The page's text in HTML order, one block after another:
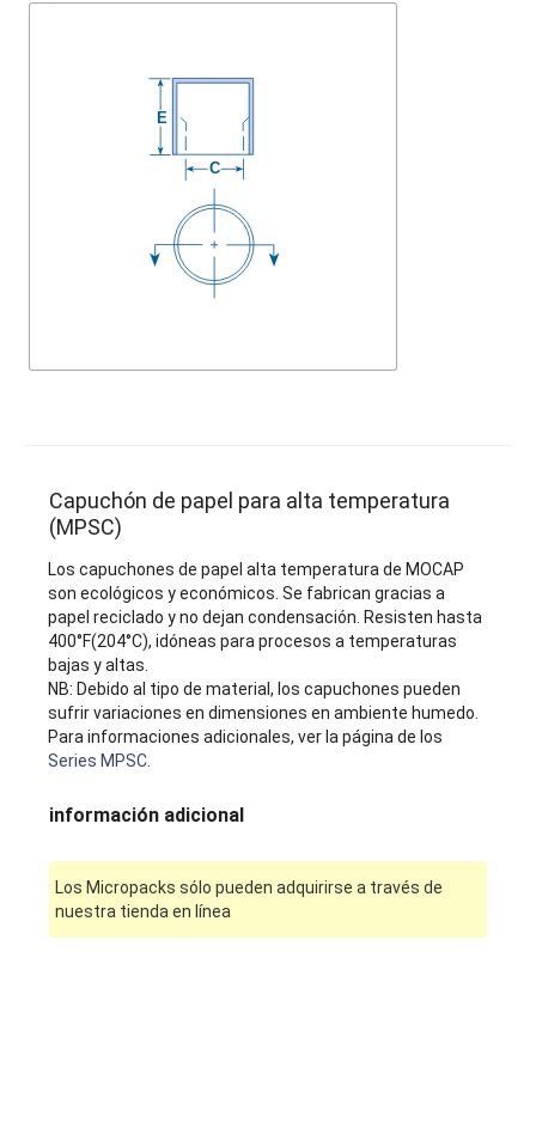
Capuchón de papel para alta temperatura
(MPSC)
Los capuchones de papel alta temperatura de MOCAP
son ecológicos y económicos. Se fabrican gracias a
papel reciclado y no dejan condensación. Resisten hasta
400°F(204°C), idóneas para procesos a temperaturas
bajas y altas.
NB: Debido al tipo de material, los capuchones pueden
sufrir variaciones en dimensiones en ambiente humedo.
Para informaciones adicionales, ver la página de los
Series MPSC.
información adicional
Los Micropacks sólo pueden adquirirse a través de
nuestra tienda en línea